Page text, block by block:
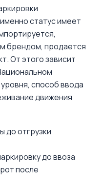
статус имеет
брендом, продается
От этого зависит
способ ввода
движения
до отгрузки
до ввоза
после